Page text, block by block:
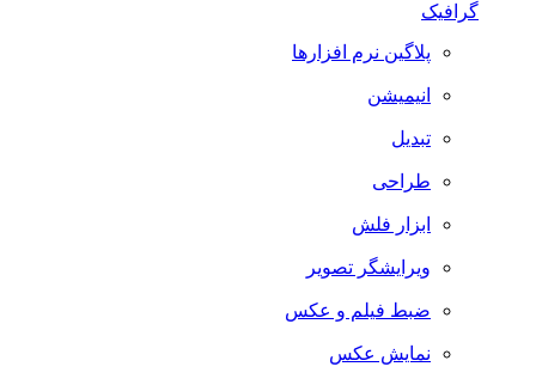
گرافیک
پلاگین نرم افزارها
انیمیشن
تبدیل
طراحی
ابزار فلش
ویرایشگر تصویر
ضبط فيلم و عكس
نمایش عکس